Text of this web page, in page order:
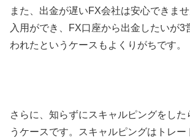
また、出金が遅いFX会社は安心できま
入用ができ、FX口座から出金したいが3
われたというケースもよくりがちです。
さらに、知らずにスキャルピングをした
うケースです。スキャルピングはトレ